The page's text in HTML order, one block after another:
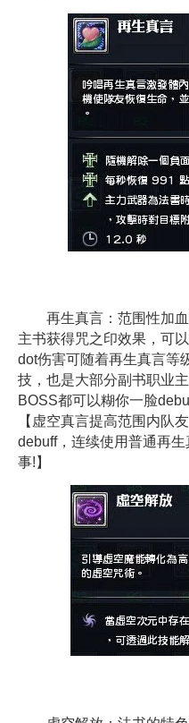
再生真言：范围性加血
主书获得咒之印效果，可
dot伤害可随着再生真言等
技，也是大部分副书职业
BOSS都可以糊你一脸
【虚空真言提高范围内队
debuff，连续使用普通再
事!】